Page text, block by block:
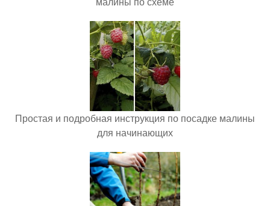
Простая и подробная инструкция по посадке малины
для начинающих